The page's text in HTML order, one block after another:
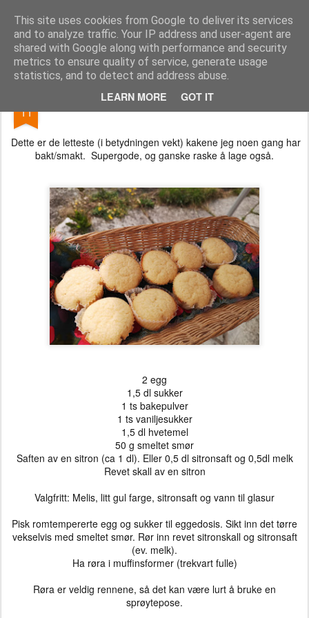
This site uses cookies from Google to deliver its services
and to analyze traffic. Your IP address and user-agent are
shared with Google along with performance and security
metrics to ensure quality of service, generate usage
statistics, and to detect and address abuse.
LEARN MORE GOT IT
Kakelokket.no
11 Sommerlette sitronmuffins
Dette er de letteste (i betydningen vekt) kakene jeg noen gang har
bakt/smakt. Supergode, og ganske raske å lage også.
2 egg
1,5 dl sukker
1 ts bakepulver
1 ts vaniljesukker
1,5 dl hvetemel
50 g smeltet smør
Saften av en sitron (ca 1 dl). Eller 0,5 dl sitronsaft og 0,5dl melk
Revet skall av en sitron
Valgfritt: Melis, litt gul farge, sitronsaft og vann til glasur
Pisk romtempererte egg og sukker til eggedosis. Sikt inn det tørre
vekselvis med smeltet smør. Rør inn revet sitronskall og sitronsaft
(ev. melk).
Ha røra i muffinsformer (trekvart fulle)
Røra er veldig rennene, så det kan være lurt å bruke en
sprøytepose.